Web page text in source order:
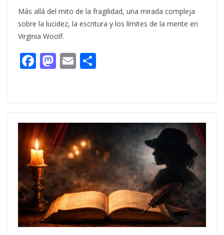
Más allá del mito de la fragilidad, una mirada compleja
sobre la lucidez, la escritura y los límites de la mente en
Virginia Woolf.
F
o
o
k
M
o
n
E
ar
ti
r